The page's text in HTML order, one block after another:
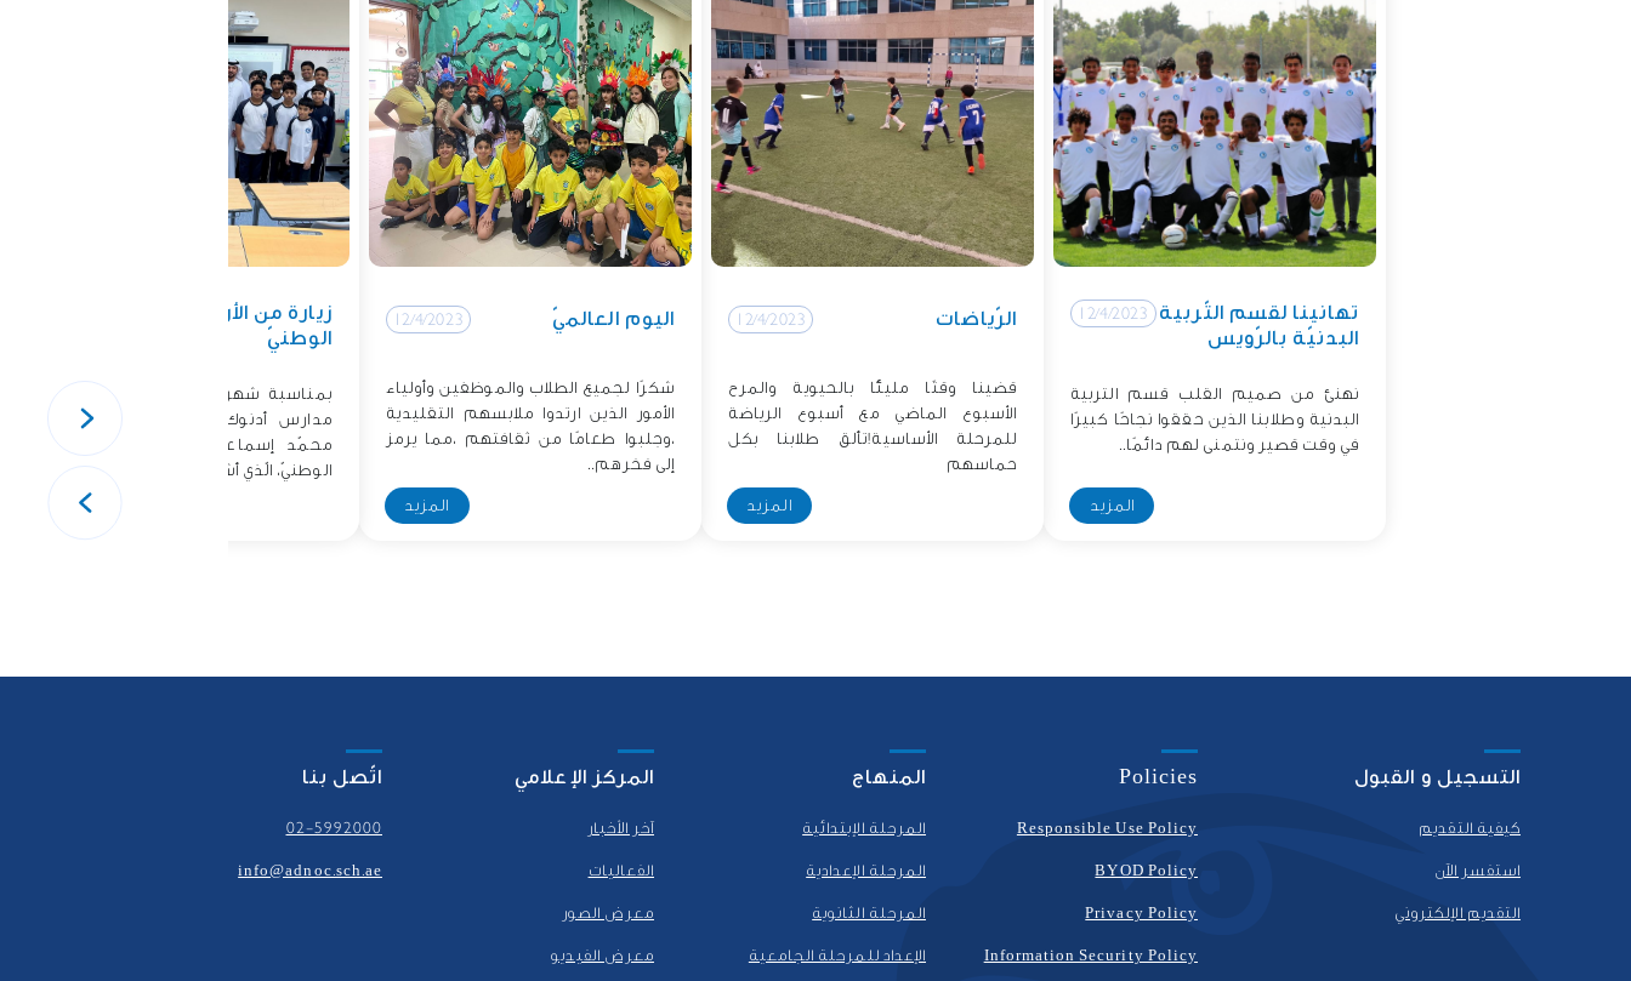
تهانينا لقسم التّربية
البدنيّة بالرّويس
12/4/2023
نهنئ من صميم القلب قسم التربية
البدنية وطلابنا الذين حققوا نجاحًا كبيرًا
في وقت قصير ونتمنى لهم دائمًا..
المزيد
الرّياضات 12/4/2023
قضينا وقتًا مليئًا بالحيوية والمرح
الأسبوع الماضي مع أسبوع الرياضة
للمرحلة الأساسية!تألق طلابنا بكل
حماسهم
المزيد
اليوم العالميّ 12/4/2023
شكرًا لجميع الطلاب والموظفين وأولياء
الأمور الذين ارتدوا ملابسهم التقليدية
،وجلبوا طعامًا من ثقافتهم ،مما يرمز
إلى فخرهم..
المزيد
زيارة من الأرشيف
الوطنيّ
بمناسبة شهر القراءة، استقبل طلّاب
مدارس أدنوك- ساس النّخل الأستاذ
محمّد إسماعيل ممثّلُا عن الأرشيف
الوطنيّ، الّذي أشرك..
المزيد
التسجيل و القبول
كيفية التقديم
استفسر الآن
التقديم الإلكتروني
Policies
Responsible Use Policy
BYOD Policy
Privacy Policy
Information Security Policy
المنهاج
المرحلة الإبتدائية
المرحلة الإعدادية
المرحلة الثانوية
الإعداد للمرحلة الجامعية
المركز الإعلامي
آخر الأخبار
الفعاليات
معرض الصور
معرض الفيديو
اتّصل بنا
02-5992000
info@adnoc.sch.ae